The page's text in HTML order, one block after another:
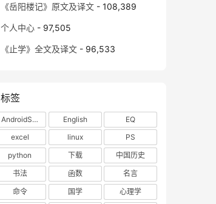
《岳阳楼记》原文及译文 - 108,389
个人中心 - 97,505
《止学》全文及译文 - 96,533
标签
AndroidStudio English
EQ
excel
linux
PS
python
下载
中国历史
书法
函数
名言
命令
国学
心理学